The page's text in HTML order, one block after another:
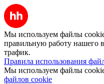
Мы используем файлы
правильную работу нашего
трафик.
Правила использования
Мы используем файлы
файлов cookie